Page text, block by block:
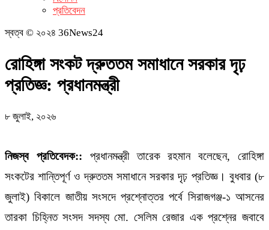
প্রতিবেদন
স্বত্ব © ২০২৪ 36News24
রোহিঙ্গা সংকট দ্রুততম সমাধানে সরকার দৃঢ়
প্রতিজ্ঞ: প্রধানমন্ত্রী
৮ জুলাই, ২০২৬
নিজস্ব প্রতিবেদক:: প্রধানমন্ত্রী তারেক রহমান বলেছেন, রোহিঙ্গা
সংকটের শান্তিপূর্ণ ও দ্রুততম সমাধানে সরকার দৃঢ় প্রতিজ্ঞ। বুধবার (৮
জুলাই) বিকালে জাতীয় সংসদে প্রশ্নোত্তর পর্বে সিরাজগঞ্জ-১ আসনের
তারকা চিহ্নিত সংসদ সদস্য মো. সেলিম রেজার এক প্রশ্নের জবাবে